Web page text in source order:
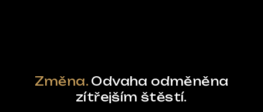
Změna. Odvaha odměněna
zítřejším štěstí.